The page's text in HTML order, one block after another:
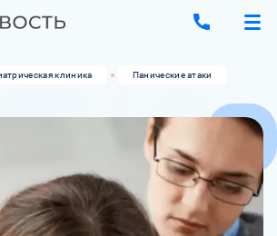
клиника Панические атаки